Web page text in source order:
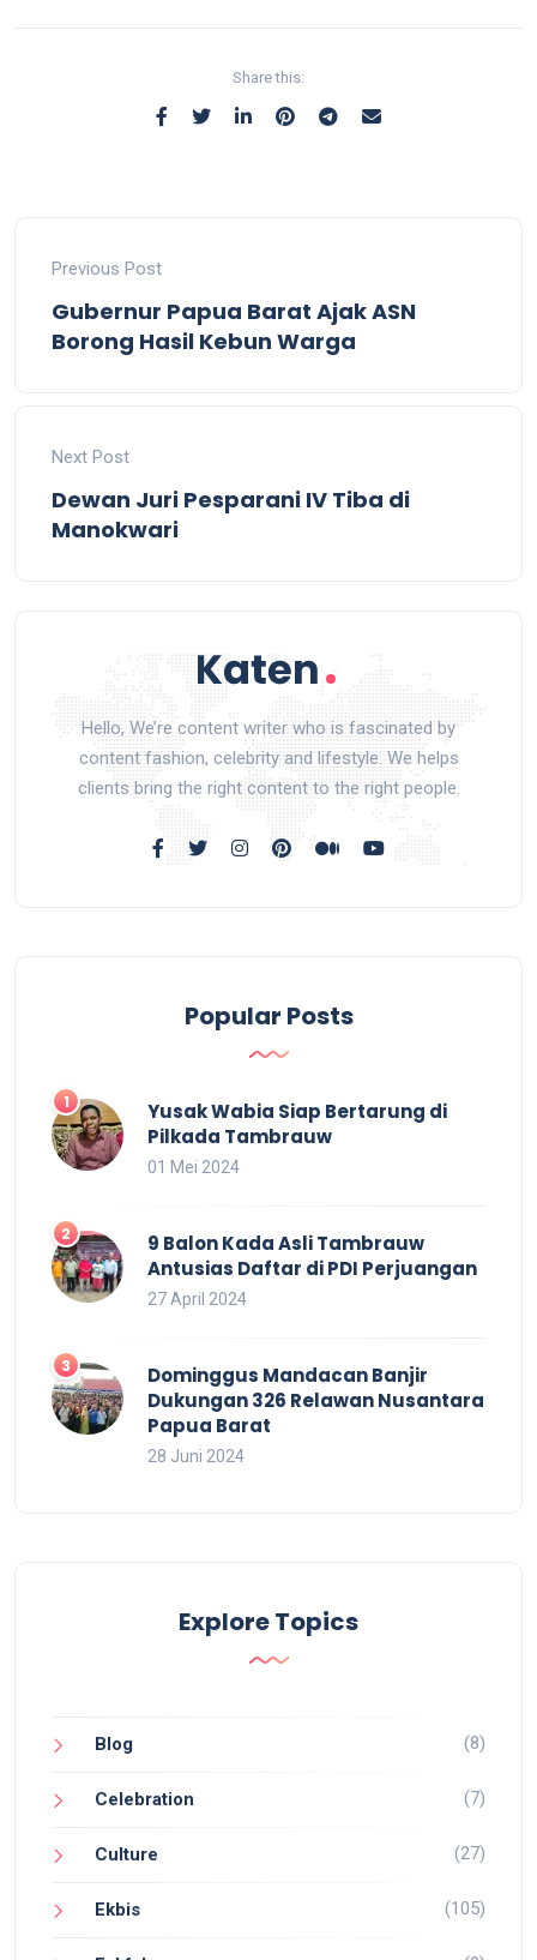
Share this:
Previous Post
Gubernur Papua Barat Ajak ASN
Borong Hasil Kebun Warga
Next Post
Dewan Juri Pesparani IV Tiba di
Manokwari
Hello, We’re content writer who is fascinated by
content fashion, celebrity and lifestyle. We helps
clients bring the right content to the right people.
Popular Posts
Yusak Wabia Siap Bertarung di
Pilkada Tambrauw
01 Mei 2024
9 Balon Kada Asli Tambrauw
Antusias Daftar di PDI Perjuangan
27 April 2024
Dominggus Mandacan Banjir
Dukungan 326 Relawan Nusantara
Papua Barat
28 Juni 2024
Explore Topics
Blog (8)
Celebration (7)
Culture (27)
Ekbis (105)